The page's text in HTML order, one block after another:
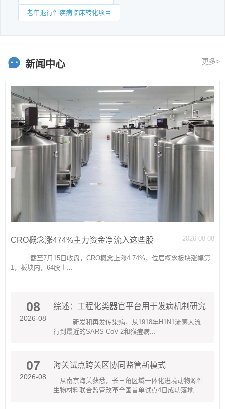
老年退行性疾病临床转化项目
新闻中心 更多>
2026-08-08
CRO概念涨474%主力资金净流入这些股
截至7月15日收盘，CRO概念上涨4.74%，位居概念板块涨幅第
1，板块内，64股上...
08
2026-08
综述：工程化类器官平台用于发病机制研究
新发和再发传染病，从1918年H1N1流感大流
行到最近的SARS-CoV-2和猴痘病...
07
2026-08
海关试点跨关区协同监管新模式
从南京海关获悉，长三角区域一体化进境动物源性
生物材料联合监管改革全国首单试点4日成功落地...